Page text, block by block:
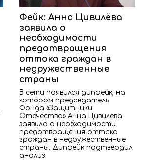
Фейк: Анна Цивилёва
заявила о
необходимости
предотвращения
оттока граждан в
недружественные
страны
В сети появился дипфейк, на
котором председатель
Фонда «Защитники
Отечества» Анна Цивилёва
заявила о необходимости
предотвращения оттока
граждан в недружественные
страны. Дипфейк подтвердил
анализ